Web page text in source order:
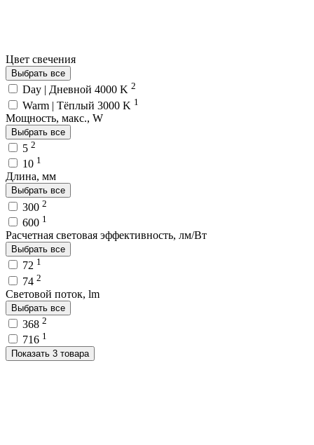
Цвет свечения
Выбрать все
Day | Дневной 4000 K 2
Warm | Тёплый 3000 K 1
Мощность, макс., W
Выбрать все
5 2
10 1
Длина, мм
Выбрать все
300 2
600 1
Расчетная световая эффективность, лм/Вт
Выбрать все
72 1
74 2
Световой поток, lm
Выбрать все
368 2
716 1
Показать 3 товара